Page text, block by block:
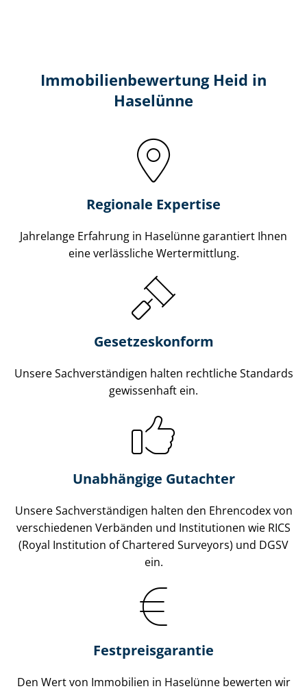
Immobilien­bewertung Heid in
Haselünne
Regionale Expertise
Jahrelange Erfahrung in Haselünne garantiert Ihnen
eine verlässliche Wertermittlung.
Gesetzes­konform
Unsere Sach­ver­stän­di­gen halten rechtliche Standards
gewissenhaft ein.
Unabhängige Gutachter
Unsere Sach­ver­stän­di­gen halten den Ehrencodex von
verschiedenen Verbänden und Institutionen wie RICS
(Royal Institution of Chartered Surveyors) und DGSV
ein.
Festpreis​garantie
Den Wert von Immobilien in Haselünne bewerten wir